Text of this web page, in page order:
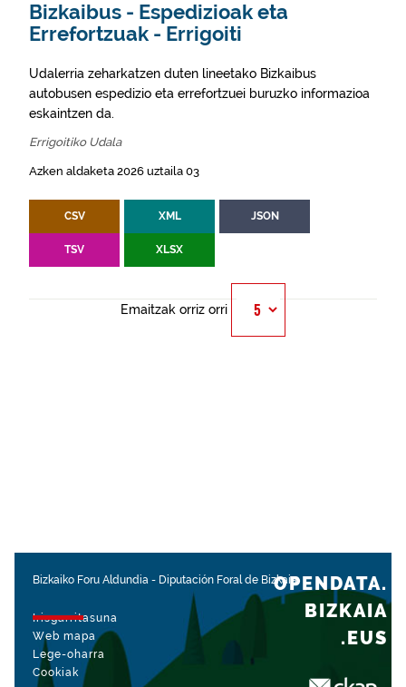
Bizkaibus - Espedizioak eta
Errefortzuak - Errigoiti
Udalerria zeharkatzen duten lineetako Bizkaibus
autobusen espedizio eta errefortzuei buruzko informazioa
eskaintzen da.
Errigoitiko Udala
Azken aldaketa 2026 uztaila 03
CSV XML JSON
TSV XLSX
Emaitzak orriz orri
Bizkaiko Foru Aldundia - Diputación Foral de Bizkaia
Irisgarritasuna
Web mapa
Lege-oharra
Cookiak
OPENDATA.
BIZKAIA
.EUS